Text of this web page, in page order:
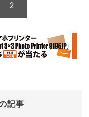
2
記事